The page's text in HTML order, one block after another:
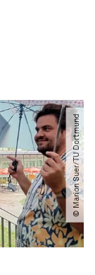
© Marion Suer​/​TU Dortmund